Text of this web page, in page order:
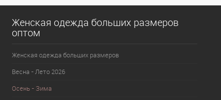
Женская одежда больших размеров
оптом
Женская одежда больших размеров
Весна - Лето 2026
Осень - Зима